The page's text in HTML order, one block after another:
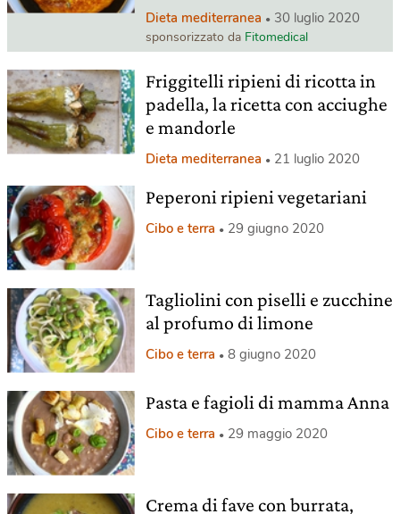
Dieta mediterranea 30 luglio 2020
sponsorizzato da Fitomedical
Friggitelli ripieni di ricotta in
padella, la ricetta con acciughe
e mandorle
Dieta mediterranea 21 luglio 2020
Peperoni ripieni vegetariani
Cibo e terra 29 giugno 2020
Tagliolini con piselli e zucchine
al profumo di limone
Cibo e terra 8 giugno 2020
Pasta e fagioli di mamma Anna
Cibo e terra 29 maggio 2020
Crema di fave con burrata,